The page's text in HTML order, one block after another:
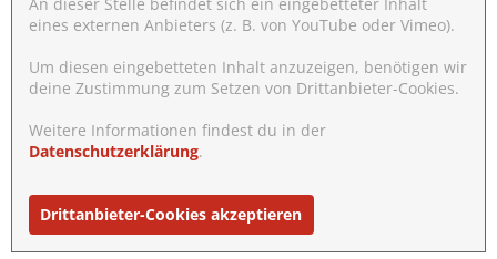
An dieser Stelle befindet sich ein eingebetteter Inhalt
eines externen Anbieters (z. B. von YouTube oder Vimeo).
Um diesen eingebetteten Inhalt anzuzeigen, benötigen wir
deine Zustimmung zum Setzen von Drittanbieter-Cookies.
Weitere Informationen findest du in der
Datenschutzerklärung.
Drittanbieter-Cookies akzeptieren